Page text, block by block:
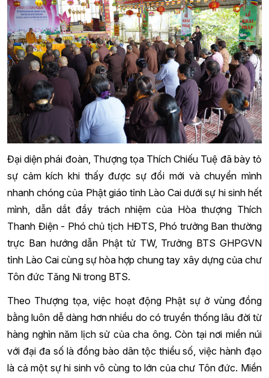
Đại diện phái đoàn, Thượng tọa Thích Chiếu Tuệ đã bày tỏ
sự cảm kích khi thấy được sự đổi mới và chuyển mình
nhanh chóng của Phật giáo tỉnh Lào Cai dưới sự hi sinh hết
mình, dẫn dắt đầy trách nhiệm của Hòa thượng Thích
Thanh Điện - Phó chủ tịch HĐTS, Phó trưởng Ban thường
trực Ban hướng dẫn Phật tử TW, Trưởng BTS GHPGVN
tỉnh Lào Cai cùng sự hòa hợp chung tay xây dựng của chư
Tôn đức Tăng Ni trong BTS.
Theo Thượng tọa, việc hoạt động Phật sự ở vùng đồng
bằng luôn dễ dàng hơn nhiều do có truyền thống lâu đời từ
hàng nghìn năm lịch sử của cha ông. Còn tại nơi miền núi
với đại đa số là đồng bào dân tộc thiểu số, việc hành đạo
là cả một sự hi sinh vô cùng to lớn của chư Tôn đức. Miền